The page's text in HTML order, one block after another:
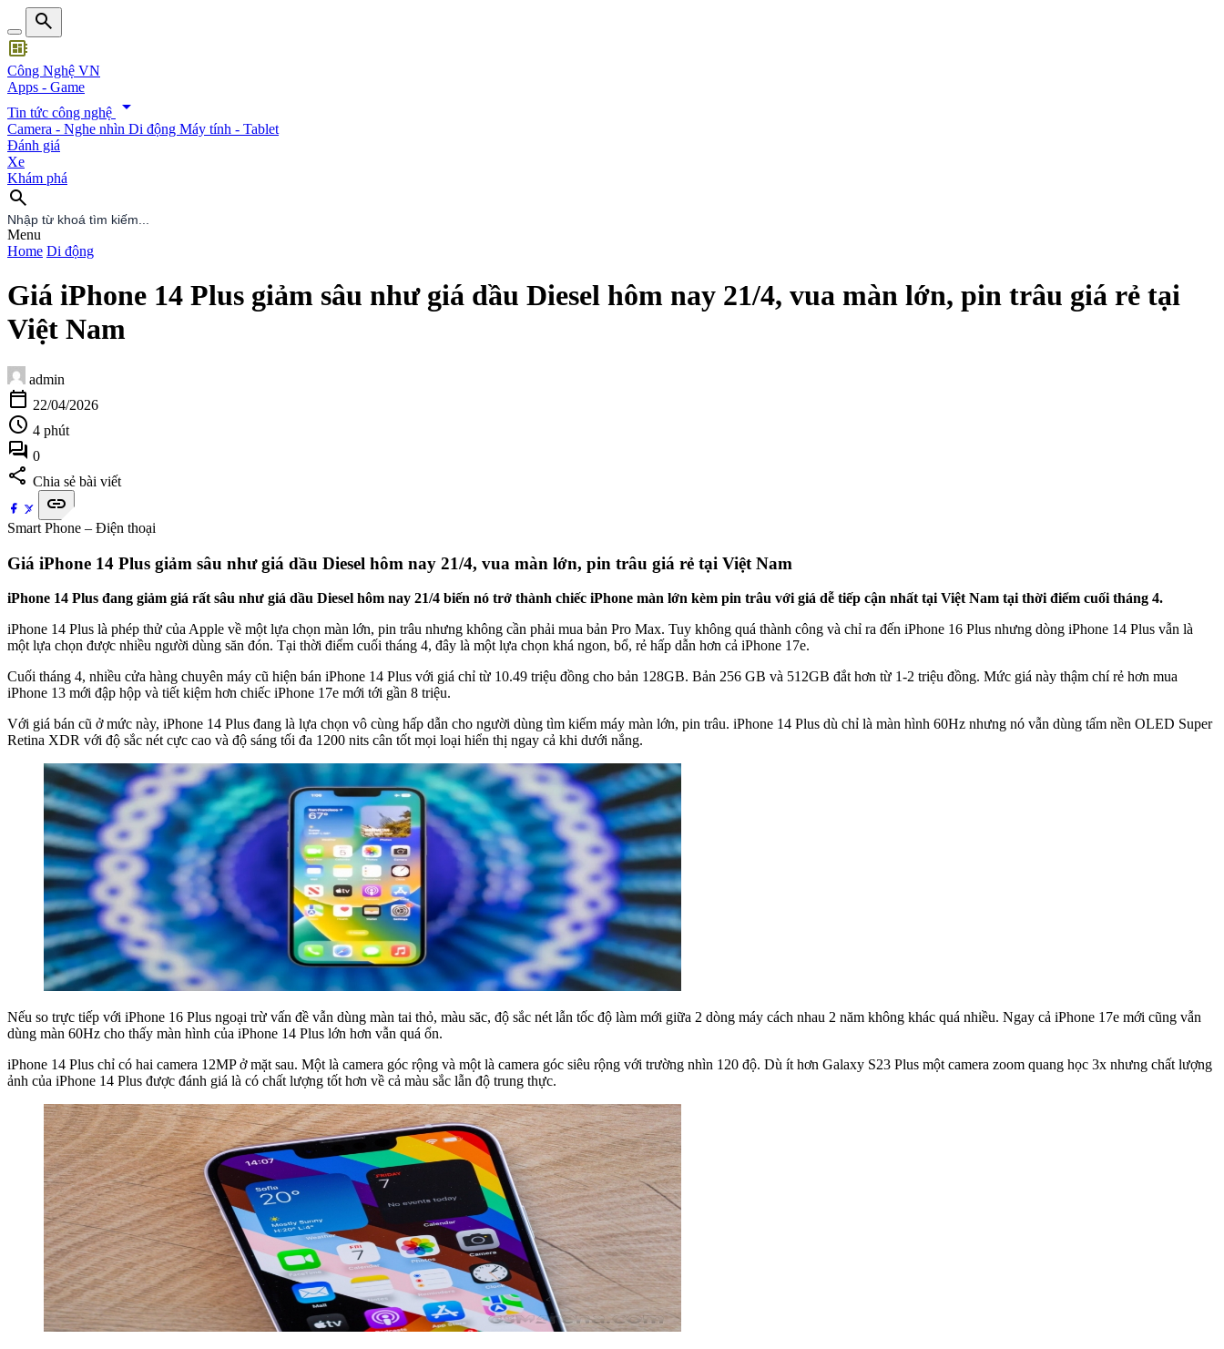
search
developer_board
Công Nghệ VN
Apps - Game
Tin tức công nghệ
arrow_drop_down
Camera - Nghe nhìn Di động Máy tính - Tablet
Đánh giá
Xe
Khám phá
search
search
Menu
Home Di động
Giá iPhone 14 Plus giảm sâu như giá dầu Diesel hôm nay 21/4, vua màn lớn, pin trâu giá rẻ tại
Việt Nam
admin
calendar_today 22/04/2026
schedule 4 phút
forum 0
share Chia sẻ bài viết
link
Smart Phone – Điện thoại
Giá iPhone 14 Plus giảm sâu như giá dầu Diesel hôm nay 21/4, vua màn lớn, pin trâu giá rẻ tại Việt Nam
iPhone 14 Plus đang giảm giá rất sâu như giá dầu Diesel hôm nay 21/4 biến nó trở thành chiếc iPhone màn lớn kèm pin trâu với giá dễ tiếp cận nhất tại Việt Nam tại thời điểm cuối tháng 4.
iPhone 14 Plus là phép thử của Apple về một lựa chọn màn lớn, pin trâu nhưng không cần phải mua bản Pro Max. Tuy không quá thành công và chỉ ra đến iPhone 16 Plus nhưng dòng iPhone 14 Plus vẫn là
một lựa chọn được nhiều người dùng săn đón. Tại thời điểm cuối tháng 4, đây là một lựa chọn khá ngon, bổ, rẻ hấp dẫn hơn cả iPhone 17e.
Cuối tháng 4, nhiều cửa hàng chuyên máy cũ hiện bán iPhone 14 Plus với giá chỉ từ 10.49 triệu đồng cho bản 128GB. Bản 256 GB và 512GB đắt hơn từ 1-2 triệu đồng. Mức giá này thậm chí rẻ hơn mua
iPhone 13 mới đập hộp và tiết kiệm hơn chiếc iPhone 17e mới tới gần 8 triệu.
Với giá bán cũ ở mức này, iPhone 14 Plus đang là lựa chọn vô cùng hấp dẫn cho người dùng tìm kiếm máy màn lớn, pin trâu. iPhone 14 Plus dù chỉ là màn hình 60Hz nhưng nó vẫn dùng tấm nền OLED Super
Retina XDR với độ sắc nét cực cao và độ sáng tối đa 1200 nits cân tốt mọi loại hiển thị ngay cả khi dưới nắng.
Nếu so trực tiếp với iPhone 16 Plus ngoại trừ vấn đề vẫn dùng màn tai thỏ, màu săc, độ sắc nét lẫn tốc độ làm mới giữa 2 dòng máy cách nhau 2 năm không khác quá nhiều. Ngay cả iPhone 17e mới cũng vẫn
dùng màn 60Hz cho thấy màn hình của iPhone 14 Plus lớn hơn vẫn quá ổn.
iPhone 14 Plus chỉ có hai camera 12MP ở mặt sau. Một là camera góc rộng và một là camera góc siêu rộng với trường nhìn 120 độ. Dù ít hơn Galaxy S23 Plus một camera zoom quang học 3x nhưng chất lượng
ảnh của iPhone 14 Plus được đánh giá là có chất lượng tốt hơn về cả màu sắc lẫn độ trung thực.